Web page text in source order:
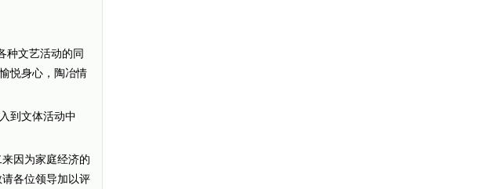
文艺活动的同
悦身心，陶冶情
到文体活动中
因为家庭经济的
各位领导加以评